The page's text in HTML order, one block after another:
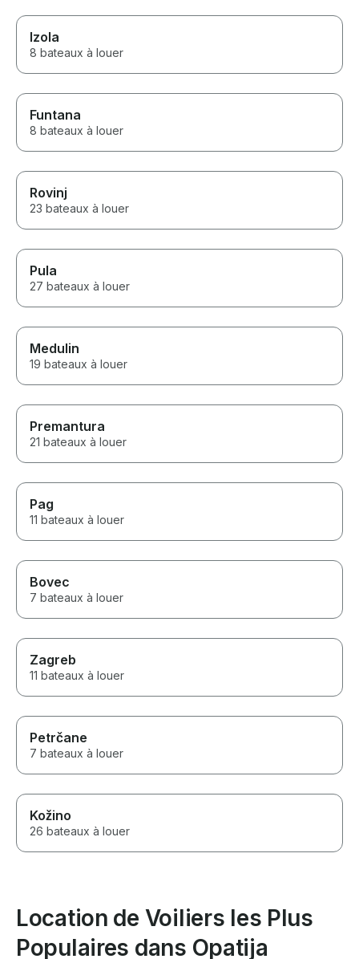
Izola
8 bateaux à louer
Funtana
8 bateaux à louer
Rovinj
23 bateaux à louer
Pula
27 bateaux à louer
Medulin
19 bateaux à louer
Premantura
21 bateaux à louer
Pag
11 bateaux à louer
Bovec
7 bateaux à louer
Zagreb
11 bateaux à louer
Petrčane
7 bateaux à louer
Kožino
26 bateaux à louer
Location de Voiliers les Plus
Populaires dans Opatija